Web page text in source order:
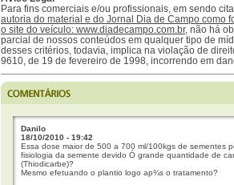
Para fins comerciais e/ou profissionais, em sendo
autoria do material e do Jornal Dia de Campo como
o site do veículo: www.diadecampo.com.br, não há
parcial de nossos conteúdos em qualquer tipo de
desses critérios, todavia, implica na violação de
9610, de 19 de fevereiro de 1998, incorrendo em
Danilo
18/10/2010 - 19:42
Essa dose maior de 500 a 700 ml/100kgs de sementes
fisiologia da semente devido Ó grande quantidade de
(Thiodicarbe)?
Mesmo efetuando o plantio logo ap¾s o tratamento?